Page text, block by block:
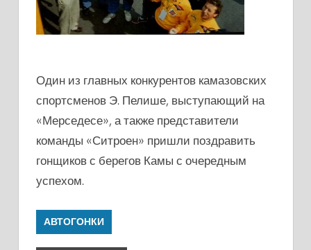
Один из главных конкурентов камазовских
спортсменов Э. Пелише, выступающий на
«Мерседесе», а также представители
команды «Ситроен» пришли поздравить
гонщиков с берегов Камы с очередным
успехом.
АВТОГОНКИ